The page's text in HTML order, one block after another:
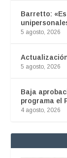
Barretto:
5 agosto, 2026
5 agosto, 2026
Baja
programa el
4 agosto, 2026